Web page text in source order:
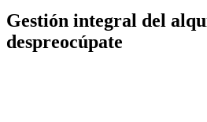
Gestión integral del
despreocúpate